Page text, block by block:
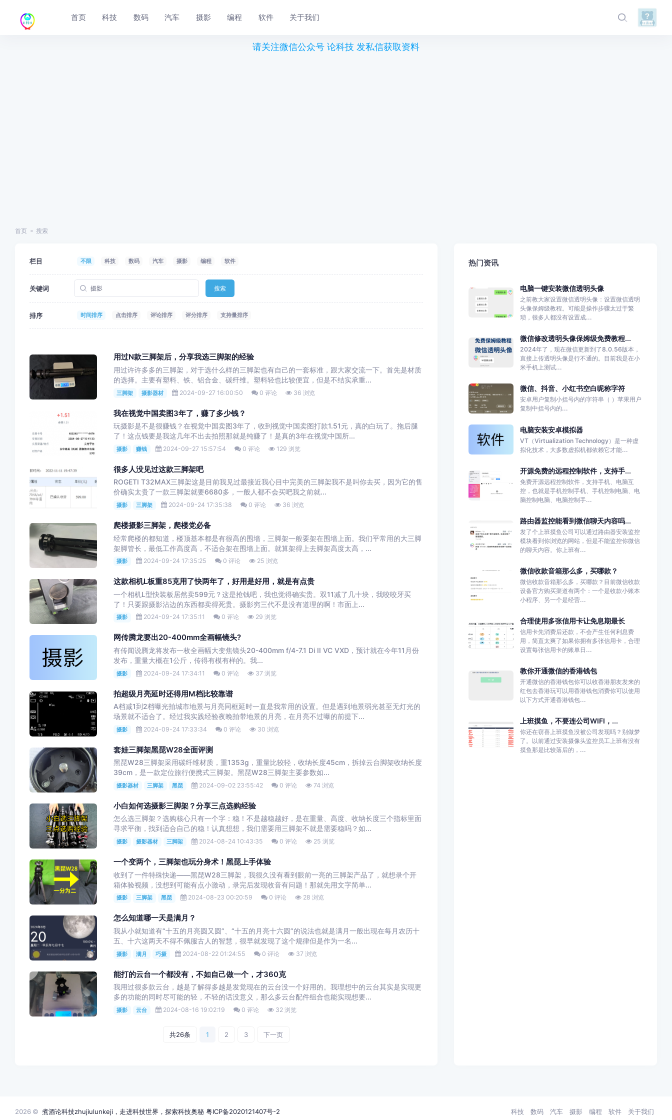
首页 科技 数码 汽车 摄影 编程 软件 关于我们
请关注微信公众号 论科技 发私信获取资料
首页 搜索
栏目 不限 科技 数码 汽车 摄影 编程 软件
关键词 搜索
排序 时间排序 点击排序 评论排序 评分排序 支持量排序
用过N款三脚架后，分享我选三脚架的经验
用过许许多多的三脚架，对于选什么样的三脚架也有自己的一套标准，跟大家交流一下。首先是材质
的选择。主要有塑料、铁、铝合金、碳纤维。塑料轻也比较便宜，但是不结实承重...
三脚架 摄影器材 2024-09-27 16:00:50 0 评论 36 浏览
我在视觉中国卖图3年了，赚了多少钱？
玩摄影是不是很赚钱？在视觉中国卖图3年了，收到视觉中国卖图打款1.51元，真的白玩了。拖后腿
了！这点钱要是我这几年不出去拍照那就是纯赚了！是真的3年在视觉中国所...
摄影 赚钱 2024-09-27 15:57:54 0 评论 129 浏览
很多人没见过这款三脚架吧
ROGETI T32MAX三脚架这是目前我见过最接近我心目中完美的三脚架我不是叫你去买，因为它的售
价确实太贵了一款三脚架就要6680多，一般人都不会买吧我之前就...
摄影 三脚架 2024-09-24 17:35:38 0 评论 36 浏览
爬楼摄影三脚架，爬楼党必备
经常爬楼的都知道，楼顶基本都是有很高的围墙，三脚架一般要架在围墙上面。我们平常用的大三脚
架脚管长，最低工作高度高，不适合架在围墙上面。就算架得上去脚架高度太高，...
摄影 2024-09-24 17:35:25 0 评论 25 浏览
这款相机L板重85克用了快两年了，好用是好用，就是有点贵
一个相机L型快装板居然卖599元？这是抢钱吧，我也觉得确实贵。双11减了几十块，我咬咬牙买
了！只要跟摄影沾边的东西都卖得死贵。摄影穷三代不是没有道理的啊！市面上...
摄影 2024-09-24 17:35:11 0 评论 29 浏览
网传腾龙要出20-400mm全画幅镜头?
有传闻说腾龙将发布一枚全画幅大变焦镜头20-400mm f/4-7.1 Di II VC VXD，预计就在今年11月份
发布，重量大概在1公斤，传得有模有样的。我...
摄影 2024-09-24 17:34:11 0 评论 37 浏览
拍超级月亮延时还得用M档比较靠谱
A档减1到2档曝光拍城市地景与月亮同框延时一直是我常用的设置。但是遇到地景弱光甚至无灯光的
场景就不适合了。经过我实践经验夜晚拍带地景的月亮，在月亮不过曝的前提下...
摄影 2024-09-24 17:33:34 0 评论 30 浏览
套娃三脚架黑琵W28全面评测
黑琵W28三脚架采用碳纤维材质，重1353g，重量比较轻，收纳长度45cm，拆掉云台脚架收纳长度
39cm，是一款定位旅行便携式三脚架。黑琵W28三脚架主要参数如...
摄影器材 三脚架 黑琵 2024-09-02 23:55:42 0 评论 74 浏览
小白如何选摄影三脚架？分享三点选购经验
怎么选三脚架？选购核心只有一个字：稳！不是越稳越好，是在重量、高度、收纳长度三个指标里面
寻求平衡，找到适合自己的稳！认真想想，我们需要用三脚架不就是需要稳吗？如...
摄影 摄影器材 三脚架 2024-08-24 10:43:35 0 评论 25 浏览
一个变两个，三脚架也玩分身术！黑琵上手体验
收到了一件特殊快递——黑琵W28三脚架，我很久没有看到眼前一亮的三脚架产品了，就想录个开
箱体验视频，没想到可能有点小激动，录完后发现收音有问题！那就先用文字简单...
摄影 三脚架 黑琵 2024-08-23 00:20:59 0 评论 28 浏览
怎么知道哪一天是满月？
我从小就知道有“十五的月亮圆又圆”、“十五的月亮十六圆”的说法也就是满月一般出现在每月农历十
五、十六这两天不得不佩服古人的智慧，很早就发现了这个规律但是作为一名...
摄影 满月 巧摄 2024-08-22 01:24:55 0 评论 37 浏览
能打的云台一个都没有，不如自己做一个，才360克
我用过很多款云台，越是了解得多越是发觉现在的云台没一个好用的。我理想中的云台其实是实现更
多的功能的同时尽可能的轻，不轻的话没意义，那么多云台配件组合也能实现想要...
摄影 云台 2024-08-16 19:02:19 0 评论 32 浏览
共26条 1 2 3 下一页
热门资讯
电脑一键安装微信透明头像
之前教大家设置微信透明头像：设置微信透明
头像保姆级教程。可能是操作步骤太过于繁
琐，很多人都没有设置成...
微信修改透明头像保姆级免费教程...
2024年了，现在微信更新到了8.0.56版本，
直接上传透明头像是行不通的。目前我是在小
米手机上测试...
微信、抖音、小红书空白昵称字符
安卓用户复制小括号内的字符串（ ）苹果用户
复制中括号内的...
电脑安装安卓模拟器
VT（Virtualization Technology）是一种虚
拟化技术，大多数虚拟机都依赖它才能...
开源免费的远程控制软件，支持手...
免费开源远程控制软件，支持手机、电脑互
控，也就是手机控制手机、手机控制电脑、电
脑控制电脑、电脑控制手...
路由器监控能看到微信聊天内容吗...
发了个上班摸鱼公司可以通过路由器安装监控
模块看到你浏览的网站，但是不能监控你微信
的聊天内容。你上班有...
微信收款音箱那么多，买哪款？
微信收款音箱那么多，买哪款？目前微信收款
设备官方购买渠道有两个：一个是收款小账本
小程序、另一个是经营...
合理使用多张信用卡让免息期最长
信用卡先消费后还款，不会产生任何利息费
用，简直太爽了如果你拥有多张信用卡，合理
设置每张信用卡的账单日...
教你开通微信的香港钱包
开通微信的香港钱包你可以收香港朋友发来的
红包去香港玩可以用香港钱包消费你可以使用
以下方式开通香港钱包...
上班摸鱼，不要连公司WIFI，...
你还在窃喜上班摸鱼没被公司发现吗？别做梦
了。以前通过安装摄像头监控员工上班有没有
摸鱼那是比较落后的，...
2026 © 煮酒论科技zhujiulunkeji，走进科技世界，探索科技奥秘 粤ICP备2020121407号-2 科技 数码 汽车 摄影 编程 软件 关于我们